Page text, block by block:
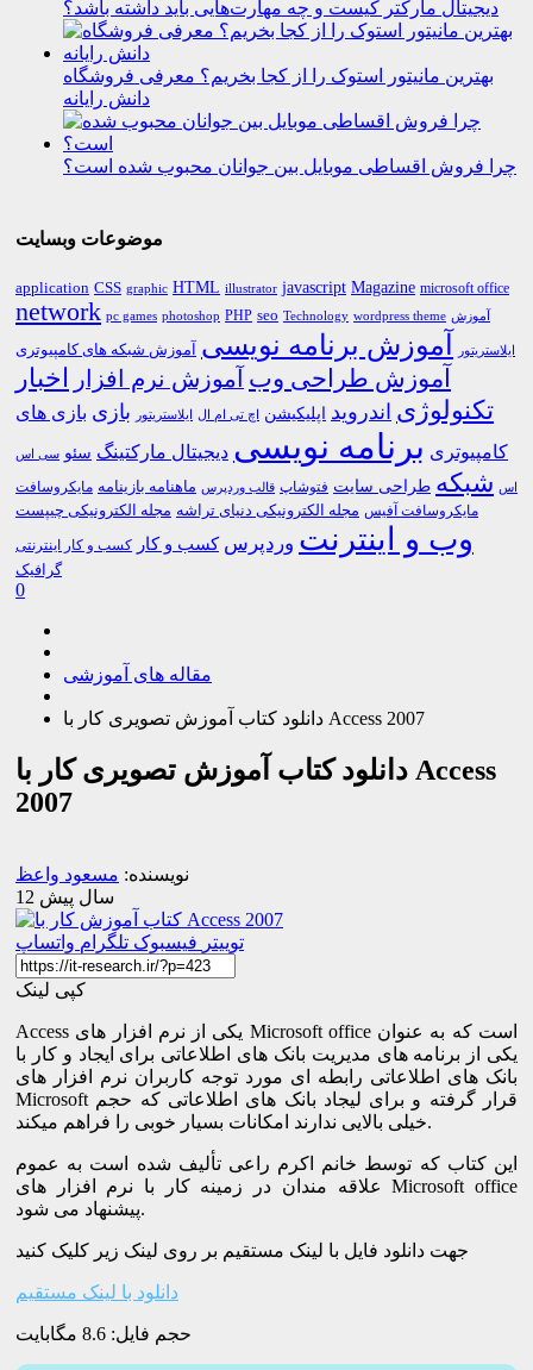
دیجیتال مارکتر کیست و چه مهارت‌هایی باید داشته باشد؟
بهترین مانیتور استوک را از کجا بخریم؟ معرفی فروشگاه
دانش رایانه
چرا فروش اقساطی موبایل بین جوانان محبوب شده است؟
موضوعات وبسایت
application CSS graphic HTML illustrator javascript Magazine microsoft office
network pc games photoshop PHP seo Technology wordpress theme آموزش
ایلاستریتور آموزش برنامه نویسی آموزش شبکه های کامپیوتری
آموزش طراحی وب آموزش نرم افزار اخبار
تکنولوژی اندروید اپلیکیشن اچ تی ام ال ایلاستریتور بازی بازی های
کامپیوتری برنامه نویسی دیجیتال مارکتینگ سئو سی اس
اس شبکه طراحی سایت فتوشاپ قالب وردپرس ماهنامه بازینامه مایکروسافت
مایکروسافت آفیس مجله الکترونیکی دنیای تراشه مجله الکترونیکی چیپست
وب و اینترنت وردپرس کسب و کار کسب و کار اینترنتی
گرافیک
0
مقاله های آموزشی
دانلود کتاب آموزش تصویری کار با Access 2007
دانلود کتاب آموزش تصویری کار با Access
2007
نویسنده: مسعود واعظ
12 سال پیش
توییتر فیسبوک تلگرام واتساپ
کپی لینک
Access یکی از نرم افزار های Microsoft office است که به عنوان
یکی از برنامه های مدیریت بانک های اطلاعاتی برای ایجاد و کار با
بانک های اطلاعاتی رابطه ای مورد توجه کاربران نرم افزار های
Microsoft قرار گرفته و برای لیجاد بانک های اطلاعاتی که حجم
خیلی بالایی ندارند امکانات بسیار خوبی را فراهم میکند.
این کتاب که توسط خانم اکرم راعی تألیف شده است به عموم
علاقه مندان در زمینه کار با نرم افزار های Microsoft office
پیشنهاد می شود.
جهت دانلود فایل با لینک مستقیم بر روی لینک زیر کلیک کنید
دانلود با لینک مستقیم
حجم فایل: 8.6 مگابایت